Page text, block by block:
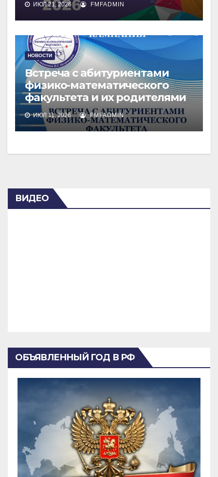
ИЮЛ 21, 2026 FMFADMIN
НОВОСТИ
Встреча с абитуриентами
физико-математического
факультета и их родителями
ИЮЛ 11, 2026 FMFADMIN
ВИДЕО
ОБЪЯВЛЕННЫЙ ГОД В РФ